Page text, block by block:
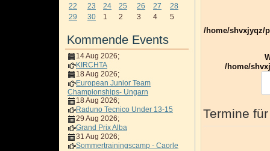
22
23 24 25 26 27
28
29
30 1 2 3 4 5
Kommende Events
14 Aug 2026;
KIRCHTA
18 Aug 2026;
European Junior Team
Championships- Ungarn
18 Aug 2026;
Raduno Tecnico Under 13-15
29 Aug 2026;
Grand Prix Alba
31 Aug 2026;
Sommertrainingscamp - Caorle
/home/shvxjyqz/
/home/
Termine für